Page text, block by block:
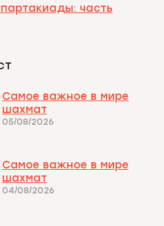
часть
Самое важное в мире
шахмат
05/08/2026
Самое важное в мире
шахмат
04/08/2026